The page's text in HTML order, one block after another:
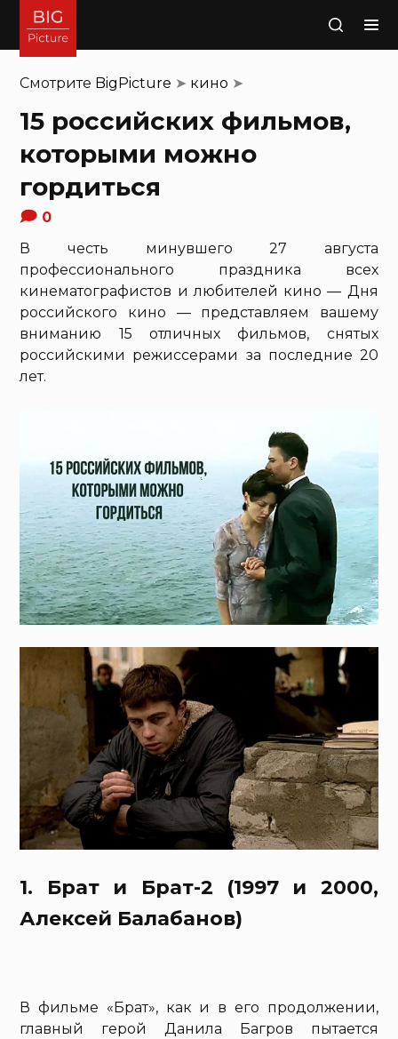
Поиск
Смотрите BigPicture ➤ кино ➤
15 российских фильмов,
которыми можно
гордиться
0
В честь минувшего 27 августа
профессионального праздника всех
кинематографистов и любителей кино — Дня
российского кино — представляем вашему
вниманию 15 отличных фильмов, снятых
российскими режиссерами за последние 20
лет.
1. Брат и Брат-2 (1997 и 2000,
Алексей Балабанов)
В фильме «Брат», как и в его продолжении,
главный герой Данила Багров пытается